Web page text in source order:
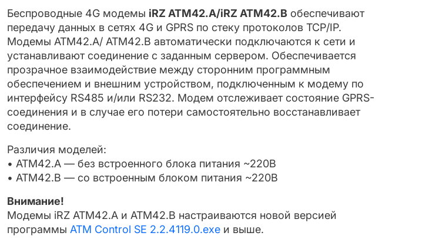
Беспроводные 4G модемы iRZ ATM42.А/iRZ ATM42.B обеспечивают
передачу данных в сетях 4G и GPRS по стеку протоколов TCP/IP.
Модемы ATM42.А/ ATM42.B автоматически подключаются к сети и
устанавливают соединение с заданным сервером. Обеспечивается
прозрачное взаимодействие между сторонним программным
обеспечением и внешним устройством, подключенным к модему по
интерфейсу RS485 и/или RS232. Модем отслеживает состояние GPRS-
соединения и в случае его потери самостоятельно восстанавливает
соединение.
Различия моделей:
• ATM42.А — без встроенного блока питания ~220В
• ATM42.B — со встроенным блоком питания ~220В
Внимание!
Модемы iRZ ATM42.A и ATM42.B настраиваются новой версией
программы ATM Control SE 2.2.4119.0.exe и выше.